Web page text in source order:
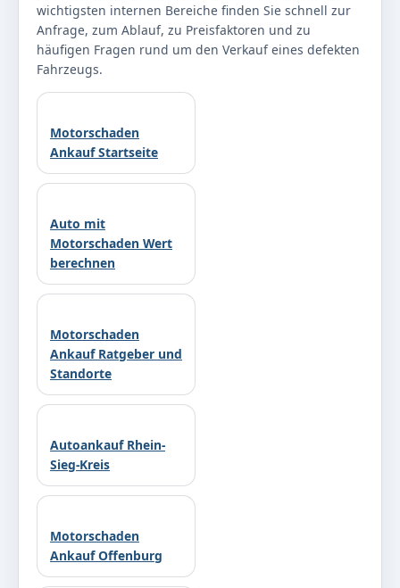
wichtigsten internen Bereiche finden Sie schnell zur
Anfrage, zum Ablauf, zu Preisfaktoren und zu
häufigen Fragen rund um den Verkauf eines defekten
Fahrzeugs.
Motorschaden
Ankauf Startseite
Auto mit
Motorschaden Wert
berechnen
Motorschaden
Ankauf Ratgeber und
Standorte
Autoankauf Rhein-
Sieg-Kreis
Motorschaden
Ankauf Offenburg